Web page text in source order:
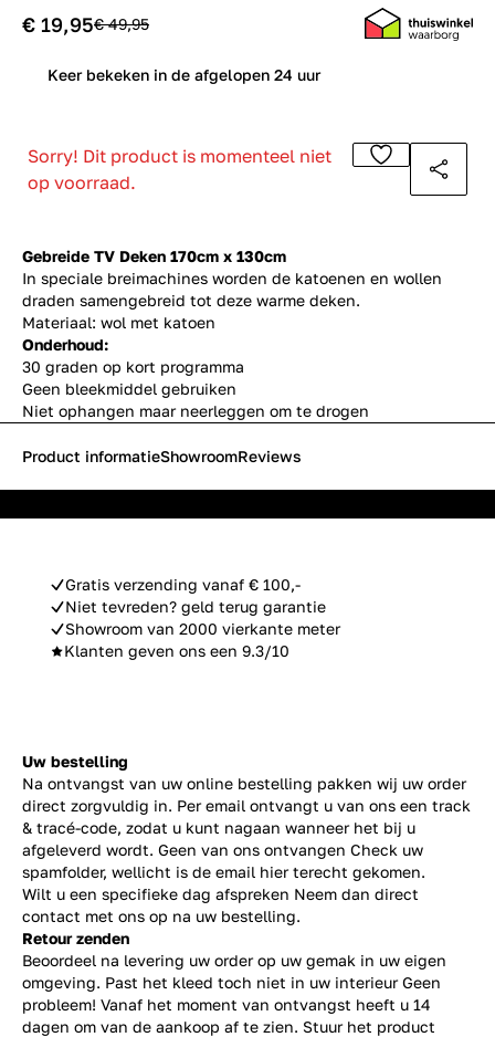
€ 19,95€ 49,95
Keer bekeken in de afgelopen 24 uur
Sorry! Dit product is momenteel niet
op voorraad.
Gebreide TV Deken 170cm x 130cm
In speciale breimachines worden de katoenen en wollen
draden samengebreid tot deze warme deken.
Materiaal: wol met katoen
Onderhoud:
30 graden op kort programma
Geen bleekmiddel gebruiken
Niet ophangen maar neerleggen om te drogen
Gratis verzending vanaf € 100,-
Niet tevreden? geld terug garantie
Showroom van 2000 vierkante meter
Klanten geven ons een 9.3/10
Product informatieShowroomReviews
Uw bestelling
Na ontvangst van uw online bestelling pakken wij uw order
direct zorgvuldig in. Per email ontvangt u van ons een track
& tracé-code, zodat u kunt nagaan wanneer het bij u
afgeleverd wordt. Geen van ons ontvangen Check uw
spamfolder, wellicht is de email hier terecht gekomen.
Wilt u een specifieke dag afspreken Neem dan direct
contact met ons op na uw bestelling.
Retour zenden
Beoordeel na levering uw order op uw gemak in uw eigen
omgeving. Past het kleed toch niet in uw interieur Geen
probleem! Vanaf het moment van ontvangst heeft u 14
dagen om van de aankoop af te zien. Stuur het product